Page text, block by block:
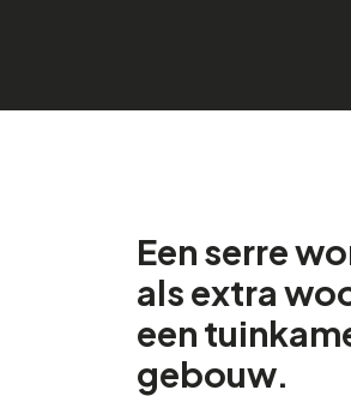
Een serre
als extra
een
gebouw.